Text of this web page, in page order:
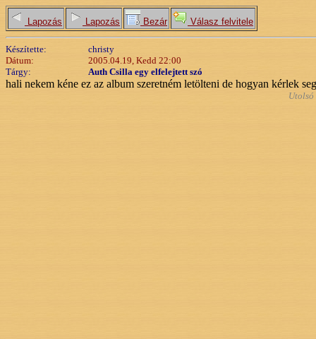
Lapozás Lapozás Bezár Válasz felvitele
Készítette:
christy
Dátum:
2005.04.19, Kedd 22:00
Tárgy:
Auth Csilla egy elfelejtett szó
hali nekem kéne ez az album szeretném letölteni de hogyan kérlek